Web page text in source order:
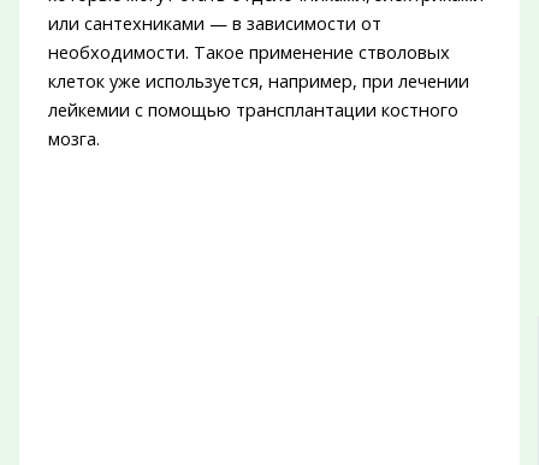
или сантехниками — в зависимости от
необходимости. Такое применение стволовых
клеток уже используется, например, при лечении
лейкемии с помощью трансплантации костного
мозга.